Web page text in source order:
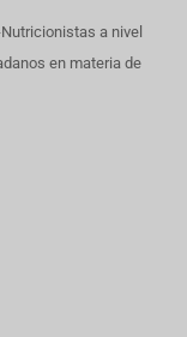
a nivel
en materia de